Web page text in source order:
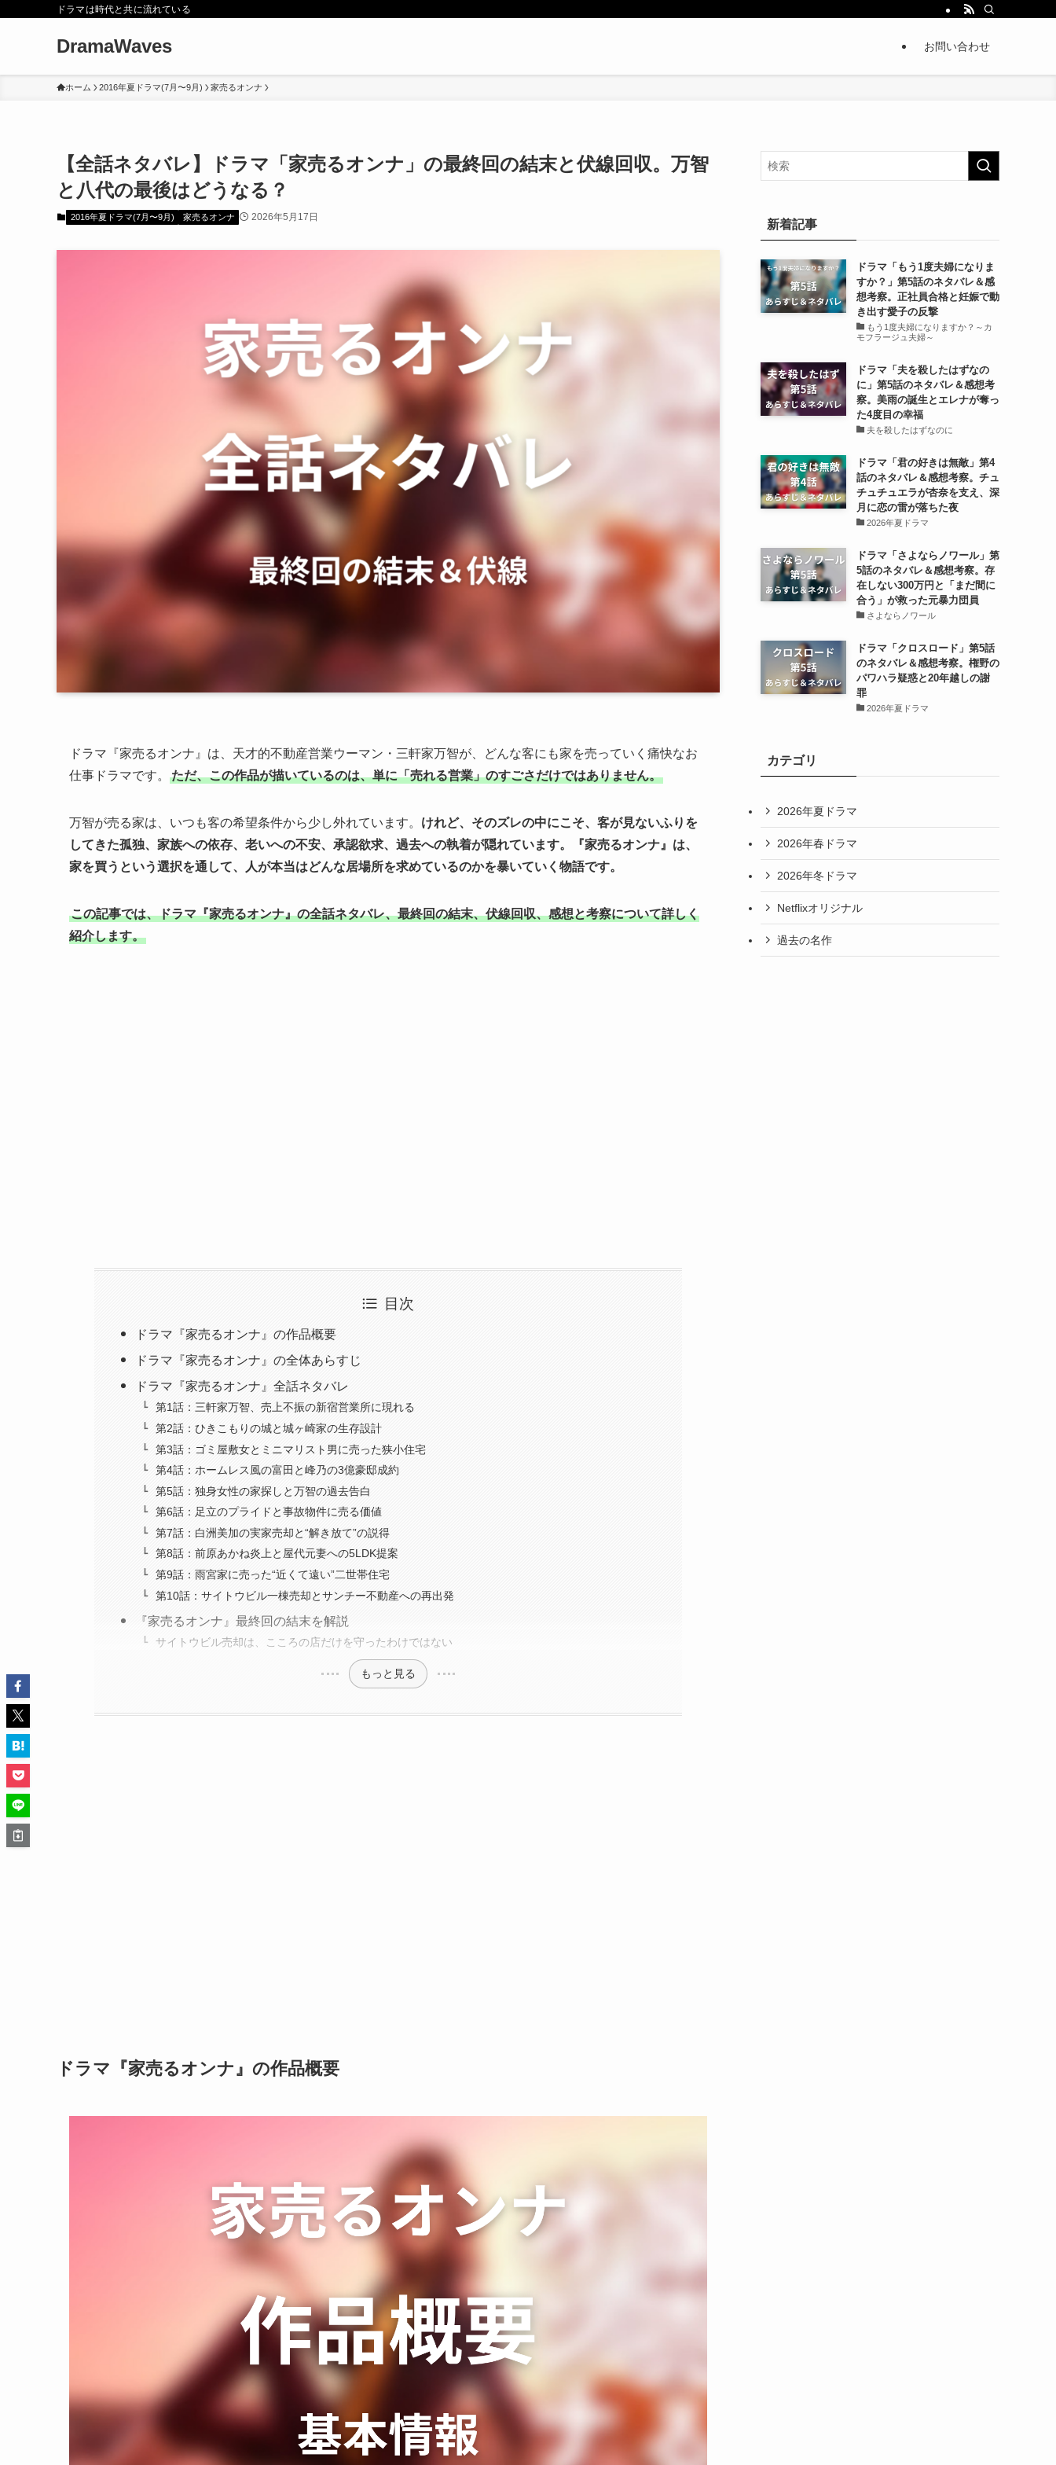
ドラマは時代と共に流れている
DramaWaves お問い合わせ
ホーム 2016年夏ドラマ(7月〜9月) 家売るオンナ
【全話ネタバレ】ドラマ「家売るオンナ」の最終回の結末と伏線回収。万智
と八代の最後はどうなる？
2016年夏ドラマ(7月〜9月) 家売るオンナ 2026年5月17日
ドラマ『家売るオンナ』は、天才的不動産営業ウーマン・三軒家万智が、どんな客にも家を売っていく痛快なお
仕事ドラマです。
ただ、この作品が描いているのは、単に「売れる営業」のすごさだけではありません。
万智が売る家は、いつも客の希望条件から少し外れています。 けれど、そのズレの中にこそ、客が見ないふりを
してきた孤独、家族への依存、老いへの不安、承認欲求、過去への執着が隠れています。
『家売るオンナ』は、
家を買うという選択を通して、人が本当はどんな居場所を求めているのかを暴いていく物語です。
この記事では、ドラマ『家売るオンナ』の全話ネタバレ、最終回の結末、伏線回収、感想と考察について詳しく
紹介します。
目次
ドラマ『家売るオンナ』の作品概要
ドラマ『家売るオンナ』の全体あらすじ
ドラマ『家売るオンナ』全話ネタバレ
第1話：三軒家万智、売上不振の新宿営業所に現れる
第2話：ひきこもりの城と城ヶ崎家の生存設計
第3話：ゴミ屋敷女とミニマリスト男に売った狭小住宅
第4話：ホームレス風の富田と峰乃の3億豪邸成約
第5話：独身女性の家探しと万智の過去告白
第6話：足立のプライドと事故物件に売る価値
第7話：白洲美加の実家売却と“解き放て”の説得
第8話：前原あかね炎上と屋代元妻への5LDK提案
第9話：雨宮家に売った“近くて遠い”二世帯住宅
第10話：サイトウビル一棟売却とサンチー不動産への再出発
『家売るオンナ』最終回の結末を解説
サイトウビル売却は、こころの店だけを守ったわけではない
もっと見る
ドラマ『家売るオンナ』の作品概要
新着記事
ドラマ「もう1度夫婦になりま
すか？」第5話のネタバレ＆感
想考察。正社員合格と妊娠で動
き出す愛子の反撃
もう1度夫婦になりますか？～カ
モフラージュ夫婦～
ドラマ「夫を殺したはずなの
に」第5話のネタバレ＆感想考
察。美雨の誕生とエレナが奪っ
た4度目の幸福
夫を殺したはずなのに
ドラマ「君の好きは無敵」第4
話のネタバレ＆感想考察。チュ
チュチュエラが杏奈を支え、深
月に恋の雷が落ちた夜
2026年夏ドラマ
ドラマ「さよならノワール」第
5話のネタバレ＆感想考察。存
在しない300万円と「まだ間に
合う」が救った元暴力団員
さよならノワール
ドラマ「クロスロード」第5話
のネタバレ＆感想考察。権野の
パワハラ疑惑と20年越しの謝
罪
2026年夏ドラマ
カテゴリ
2026年夏ドラマ
2026年春ドラマ
2026年冬ドラマ
Netflixオリジナル
過去の名作